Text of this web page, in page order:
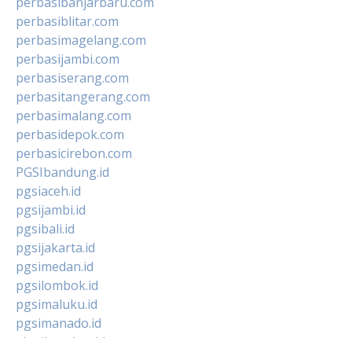
perbasiblitar.com
perbasimagelang.com
perbasijambi.com
perbasiserang.com
perbasitangerang.com
perbasimalang.com
perbasidepok.com
perbasicirebon.com
PGSIbandung.id
pgsiaceh.id
pgsijambi.id
pgsibali.id
pgsijakarta.id
pgsimedan.id
pgsilombok.id
pgsimaluku.id
pgsimanado.id